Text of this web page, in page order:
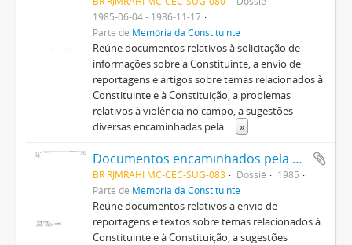
1985-06-04 - 1986-11-17
Parte de Memória da Constituinte
Reúne documentos relativos à solicitação de
informações sobre a Constituinte, a envio de
reportagens e artigos sobre temas relacionados à
Constituinte e à Constituição, a problemas
relativos à violência no campo, a sugestões
diversas encaminhadas pela ... »
Documentos encaminhados pela população em geral
BR RJMRAHI MC-CEC-SUG-083 Dossiê
1985
Parte de Memória da Constituinte
Reúne documentos relativos a envio de
reportagens e textos sobre temas relacionados à
Constituinte e à Constituição, a sugestões